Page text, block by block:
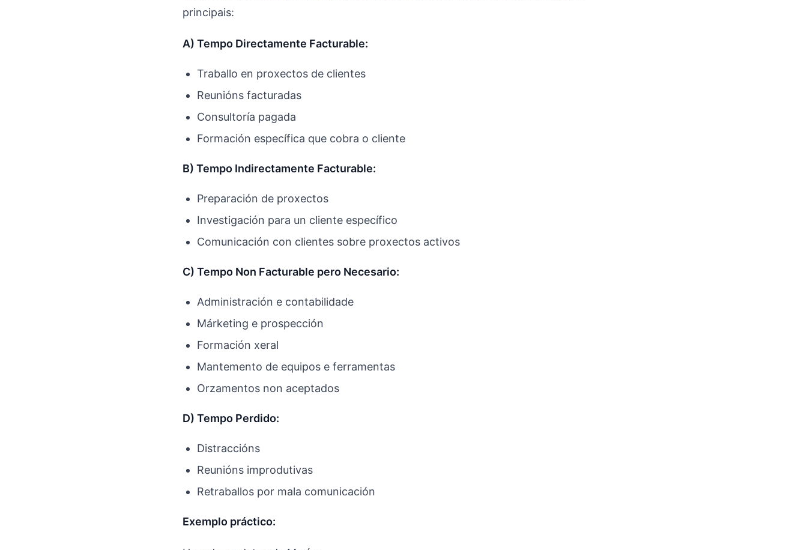
principais:
A) Tempo Directamente Facturable:
Traballo en proxectos de clientes
Reunións facturadas
Consultoría pagada
Formación específica que cobra o cliente
B) Tempo Indirectamente Facturable:
Preparación de proxectos
Investigación para un cliente específico
Comunicación con clientes sobre proxectos activos
C) Tempo Non Facturable pero Necesario:
Administración e contabilidade
Márketing e prospección
Formación xeral
Mantemento de equipos e ferramentas
Orzamentos non aceptados
D) Tempo Perdido:
Distraccións
Reunións improdutivas
Retraballos por mala comunicación
Exemplo práctico: